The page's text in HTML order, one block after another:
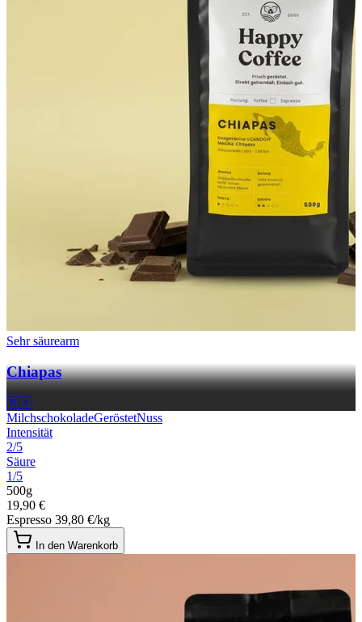
Sehr säurearm
Chiapas
🇲🇽
MilchschokoladeGeröstetNuss
Intensität
2/5
Säure
1/5
500g
19,90 €
Espresso 39,80 €/kg
In den Warenkorb